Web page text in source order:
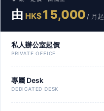
由 HK$15,000/ 月起
私人辦公室起價
PRIVATE OFFICE
專屬 Desk
DEDICATED DESK